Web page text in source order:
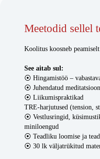
Meetodid sellel
Koolitus koosneb
See aitab sul:
⦿ Hingamistöö –
⦿ Juhendatud
⦿ Liikumispraktikad
TRE-harjutused (tension,
⦿ Vestlusringid,
miniloengud
⦿ Teadliku loomise ja
⦿ 30 lk väljatrükitud